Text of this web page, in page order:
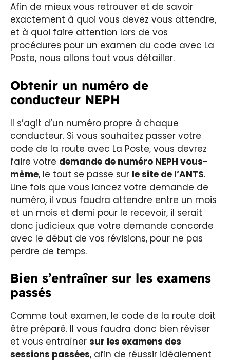
Afin de mieux vous retrouver et de savoir
exactement à quoi vous devez vous attendre,
et à quoi faire attention lors de vos
procédures pour un examen du code avec La
Poste, nous allons tout vous détailler.
Obtenir un numéro de
conducteur NEPH
Il s’agit d’un numéro propre à chaque
conducteur. Si vous souhaitez passer votre
code de la route avec La Poste, vous devrez
faire votre demande de numéro NEPH vous-
même, le tout se passe sur le site de l’ANTS.
Une fois que vous lancez votre demande de
numéro, il vous faudra attendre entre un mois
et un mois et demi pour le recevoir, il serait
donc judicieux que votre demande concorde
avec le début de vos révisions, pour ne pas
perdre de temps.
Bien s’entraîner sur les examens
passés
Comme tout examen, le code de la route doit
être préparé. Il vous faudra donc bien réviser
et vous entraîner sur les examens des
sessions passées, afin de réussir idéalement